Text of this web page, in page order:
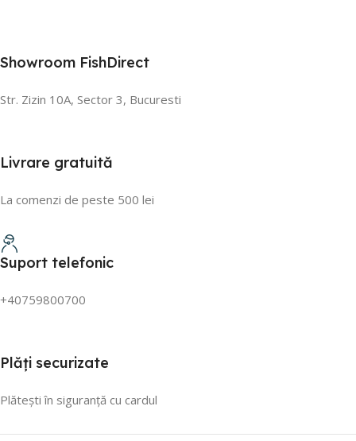
Showroom FishDirect
Str. Zizin 10A, Sector 3, Bucuresti
Livrare gratuită
La comenzi de peste 500 lei
Suport telefonic
+40759800700
Plăți securizate
Plătești în siguranță cu cardul